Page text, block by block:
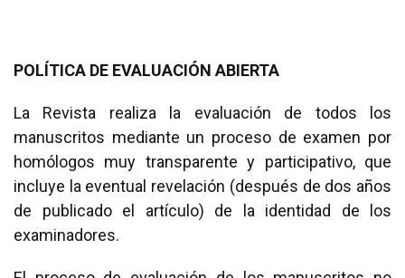
POLÍTICA DE EVALUACIÓN ABIERTA
La Revista realiza la evaluación de todos los
manuscritos mediante un proceso de examen por
homólogos muy transparente y participativo, que
incluye la eventual revelación (después de dos años
de publicado el artículo) de la identidad de los
examinadores.